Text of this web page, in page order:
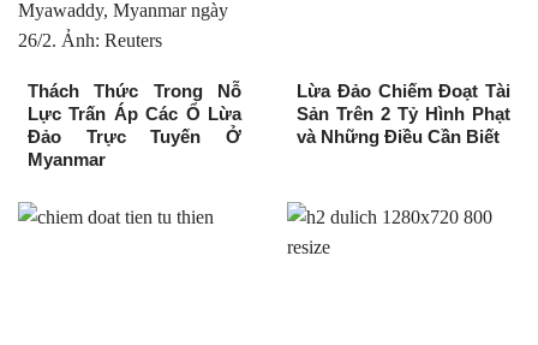
Thách Thức Trong Nỗ
Lực Trấn Áp Các Ổ Lừa
Đảo Trực Tuyến Ở
Myanmar
Lừa Đảo Chiếm Đoạt Tài
Sản Trên 2 Tỷ Hình Phạt
và Những Điều Cần Biết